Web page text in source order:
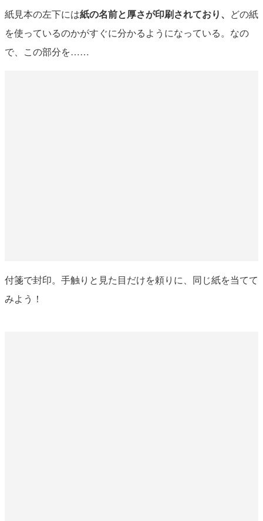
紙見本の左下には紙の名前と厚さが印刷されており、 どの紙
を使っているのかがすぐに分かるようになっている。なの
で、この部分を……
付箋で封印。手触りと見た目だけを頼りに、同じ紙を当てて
みよう！